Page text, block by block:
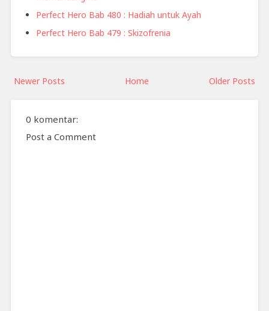
Perfect Hero Bab 480 : Hadiah untuk Ayah
Perfect Hero Bab 479 : Skizofrenia
Newer Posts Older Posts
Home
0 komentar:
Post a Comment